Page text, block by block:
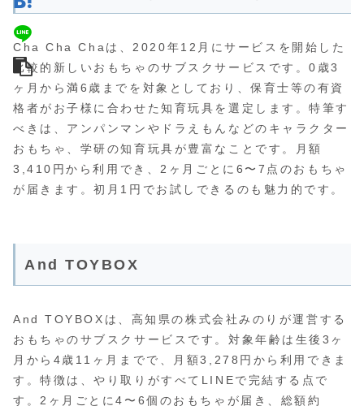
Cha Cha Chaは、2020年12月にサービスを開始した
比較的新しいおもちゃのサブスクサービスです。0歳3
ヶ月から満6歳までを対象としており、保育士等の有資
格者がお子様に合わせた知育玩具を選定します。特筆す
べきは、アンパンマンやドラえもんなどのキャラクター
おもちゃ、学研の知育玩具が豊富なことです。月額
3,410円から利用でき、2ヶ月ごとに6〜7点のおもちゃ
が届きます。初月1円でお試しできるのも魅力的です。
And TOYBOX
And TOYBOXは、高知県の株式会社みのりが運営する
おもちゃのサブスクサービスです。対象年齢は生後3ヶ
月から4歳11ヶ月までで、月額3,278円から利用できま
す。特徴は、やり取りがすべてLINEで完結する点で
す。2ヶ月ごとに4〜6個のおもちゃが届き、総額約